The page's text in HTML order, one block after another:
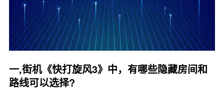
一,街机《快打旋风3》中，有哪些隐藏房间和
路线可以选择?